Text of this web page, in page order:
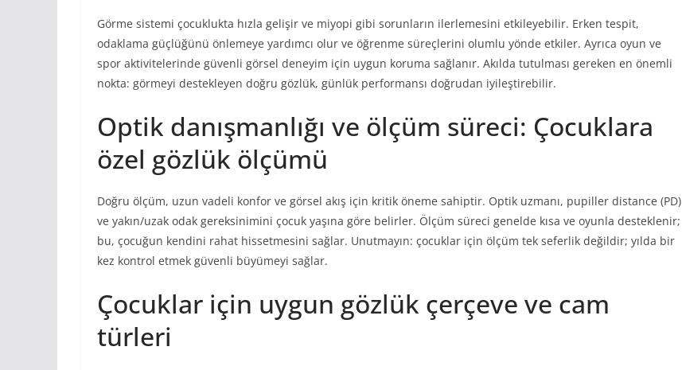
Görme sistemi çocuklukta hızla gelişir ve miyopi gibi sorunların ilerlemesini etkileyebilir. Erken tespit,
odaklama güçlüğünü önlemeye yardımcı olur ve öğrenme süreçlerini olumlu yönde etkiler. Ayrıca oyun ve
spor aktivitelerinde güvenli görsel deneyim için uygun koruma sağlanır. Akılda tutulması gereken en önemli
nokta: görmeyi destekleyen doğru gözlük, günlük performansı doğrudan iyileştirebilir.
Optik danışmanlığı ve ölçüm süreci: Çocuklara
özel gözlük ölçümü
Doğru ölçüm, uzun vadeli konfor ve görsel akış için kritik öneme sahiptir. Optik uzmanı, pupiller distance (PD)
ve yakın/uzak odak gereksinimini çocuk yaşına göre belirler. Ölçüm süreci genelde kısa ve oyunla desteklenir;
bu, çocuğun kendini rahat hissetmesini sağlar. Unutmayın: çocuklar için ölçüm tek seferlik değildir; yılda bir
kez kontrol etmek güvenli büyümeyi sağlar.
Çocuklar için uygun gözlük çerçeve ve cam
türleri